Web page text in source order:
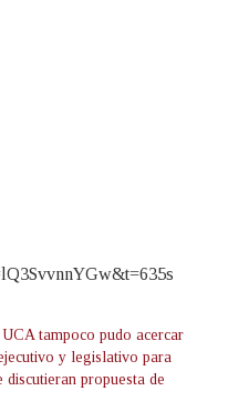
tampoco pudo acercar
y legislativo para
discutieran propuesta de